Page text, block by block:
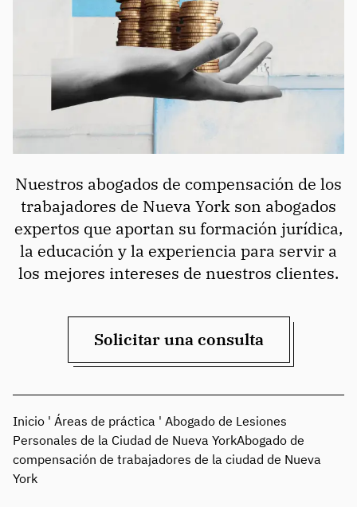
Nuestros abogados de compensación de los
trabajadores de Nueva York son abogados
expertos que aportan su formación jurídica,
la educación y la experiencia para servir a
los mejores intereses de nuestros clientes.
Solicitar una consulta
Inicio ' Áreas de práctica ' Abogado de Lesiones
Personales de la Ciudad de Nueva YorkAbogado de
compensación de trabajadores de la ciudad de Nueva
York